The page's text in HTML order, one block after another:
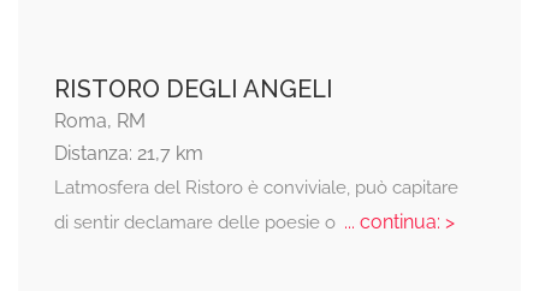
RISTORO DEGLI ANGELI
Roma, RM
Distanza: 21,7 km
Latmosfera del Ristoro è conviviale, può capitare
di sentir declamare delle poesie o... continua: >